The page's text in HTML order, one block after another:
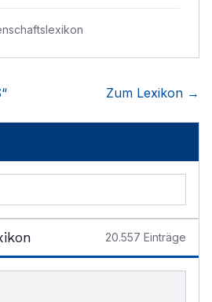
“ Zum Lexikon →
20.557 Einträge